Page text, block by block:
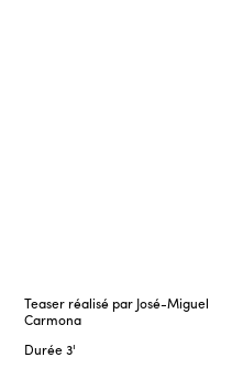
Teaser réalisé par José-Miguel
Carmona
Durée3'